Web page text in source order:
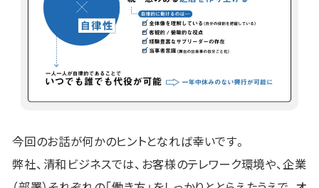
今回のお話が何かのヒントとなれば幸いです。
弊社、清和ビジネスでは、お客様のテレワーク環境や、企業